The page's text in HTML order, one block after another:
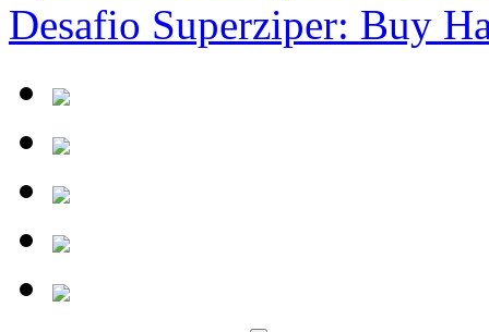
Desafio Superziper: Buy